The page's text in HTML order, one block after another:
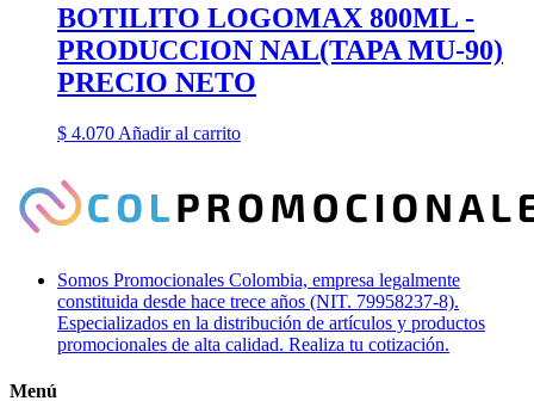
BOTILITO LOGOMAX 800ML -
PRODUCCION NAL(TAPA MU-90)
PRECIO NETO
$ 4.070 Añadir al carrito
Somos Promocionales Colombia, empresa legalmente
constituida desde hace trece años (NIT. 79958237-8).
Especializados en la distribución de artículos y productos
promocionales de alta calidad. Realiza tu cotización.
Menú